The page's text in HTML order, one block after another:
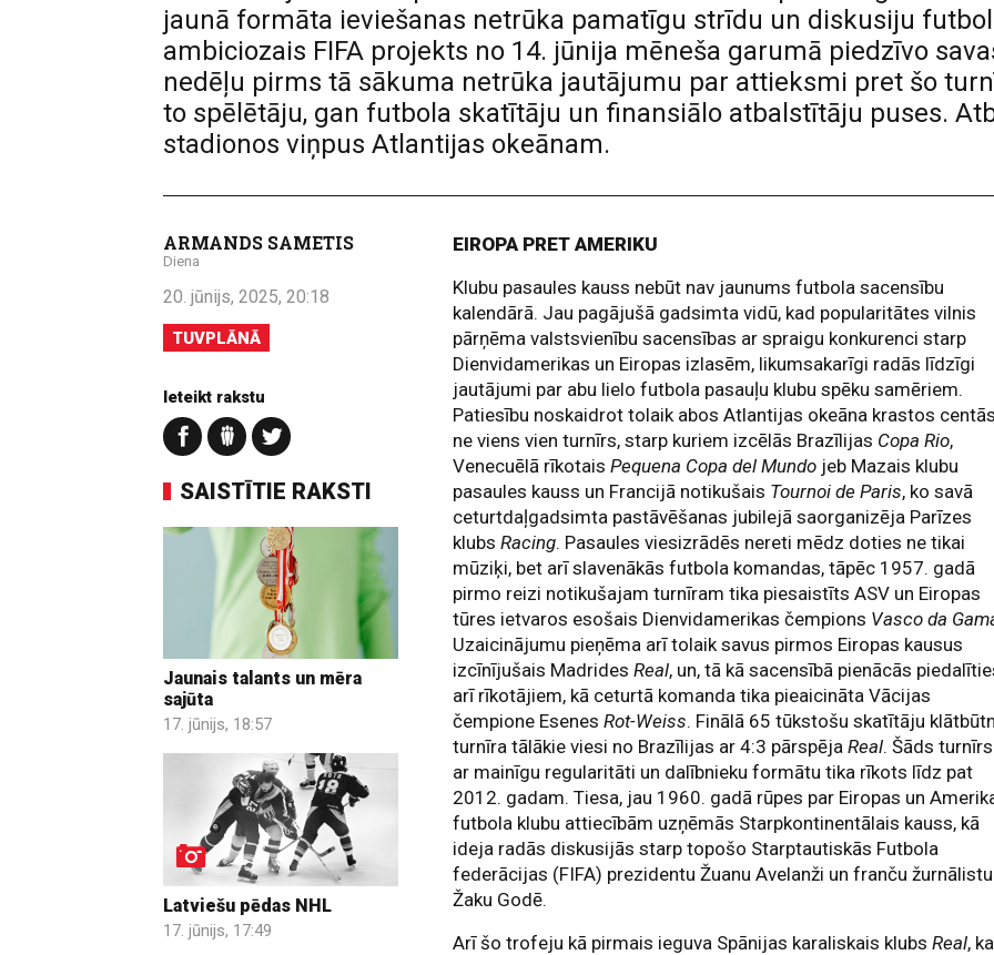
jaunā formāta ieviešanas netrūka pamatīgu strīdu un diskusiju
ambiciozais FIFA projekts no 14. jūnija mēneša garumā piedzīvo
nedēļu pirms tā sākuma netrūka jautājumu par attieksmi pret šo
to spēlētāju, gan futbola skatītāju un finansiālo atbalstītāju puses.
stadionos viņpus Atlantijas okeānam.
ARMANDS SAMETIS
Diena
20. jūnijs, 2025, 20:18
TUVPLĀNĀ
Ieteikt rakstu
SAISTĪTIE RAKSTI
Jaunais talants un mēra
sajūta
17. jūnijs, 18:57
Latviešu pēdas NHL
17. jūnijs, 17:49
EIROPA PRET AMERIKU
Klubu pasaules kauss nebūt nav jaunums futbola sacensību
kalendārā. Jau pagājušā gadsimta vidū, kad popularitātes vilnis
pārņēma valstsvienību sacensības ar spraigu konkurenci starp
Dienvidamerikas un Eiropas izlasēm, likumsakarīgi radās līdzīgi
jautājumi par abu lielo futbola pasauļu klubu spēku samēriem.
Patiesību noskaidrot tolaik abos Atlantijas okeāna krastos
ne viens vien turnīrs, starp kuriem izcēlās Brazīlijas Copa Rio,
Venecuēlā rīkotaisPequena Copa del Mundo jeb Mazais klubu
pasaules kauss un Francijā notikušais Tournoi de Paris, ko savā
ceturtdaļgadsimta pastāvēšanas jubilejā saorganizēja Parīzes
klubsRacing. Pasaules viesizrādēs nereti mēdz doties ne tikai
mūziķi, bet arī slavenākās futbola komandas, tāpēc 1957. gadā
pirmo reizi notikušajam turnīram tika piesaistīts ASV un Eiropas
tūres ietvaros esošais Dienvidamerikas čempions Vasco da
Uzaicinājumu pieņēma arī tolaik savus pirmos Eiropas kausus
izcīnījušais MadridesReal, un, tā kā sacensībā pienācās
arī rīkotājiem, kā ceturtā komanda tika pieaicināta Vācijas
čempione EsenesRot-Weiss. Finālā 65 tūkstošu skatītāju
turnīra tālākie viesi no Brazīlijas ar 4:3 pārspējaReal. Šāds turnīrs
ar mainīgu regularitāti un dalībnieku formātu tika rīkots līdz pat
2012. gadam. Tiesa, jau 1960. gadā rūpes par Eiropas un
futbola klubu attiecībām uzņēmās Starpkontinentālais kauss, kā
ideja radās diskusijās starp topošo Starptautiskās Futbola
federācijas (FIFA) prezidentu Žuanu Avelanži un franču žurnālistu
Žaku Godē.
Arī šo trofeju kā pirmais ieguva Spānijas karaliskais klubsReal,